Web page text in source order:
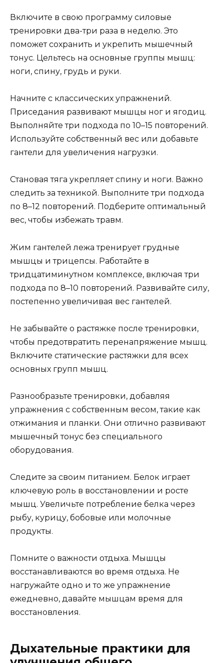
Включите в свою программу силовые
тренировки два-три раза в неделю. Это
поможет сохранить и укрепить мышечный
тонус. Цельтесь на основные группы мышц:
ноги, спину, грудь и руки.
Начните с классических упражнений.
Приседания развивают мышцы ног и ягодиц.
Выполняйте три подхода по 10–15 повторений.
Используйте собственный вес или добавьте
гантели для увеличения нагрузки.
Становая тяга укрепляет спину и ноги. Важно
следить за техникой. Выполните три подхода
по 8–12 повторений. Подберите оптимальный
вес, чтобы избежать травм.
Жим гантелей лежа тренирует грудные
мышцы и трицепсы. Работайте в
тридцатиминутном комплексе, включая три
подхода по 8–10 повторений. Развивайте силу,
постепенно увеличивая вес гантелей.
Не забывайте о растяжке после тренировки,
чтобы предотвратить перенапряжение мышц.
Включите статические растяжки для всех
основных групп мышц.
Разнообразьте тренировки, добавляя
упражнения с собственным весом, такие как
отжимания и планки. Они отлично развивают
мышечный тонус без специального
оборудования.
Следите за своим питанием. Белок играет
ключевую роль в восстановлении и росте
мышц. Увеличьте потребление белка через
рыбу, курицу, бобовые или молочные
продукты.
Помните о важности отдыха. Мышцы
восстанавливаются во время отдыха. Не
нагружайте одно и то же упражнение
ежедневно, давайте мышцам время для
восстановления.
Дыхательные практики для